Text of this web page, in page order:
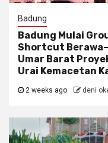
Badung
Badung Mulai
Shortcut
Umar Barat
Urai Kemacetan
2 weeks ago deni